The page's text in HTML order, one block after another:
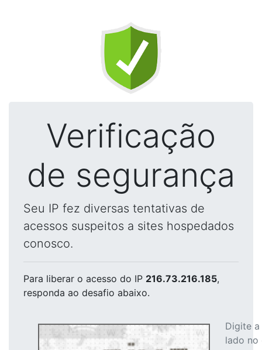
Verificação
de segurança
Seu IP fez diversas tentativas de
acessos suspeitos a sites hospedados
conosco.
Para liberar o acesso do IP 216.73.216.185,
responda ao desafio abaixo.
Digite
lado no